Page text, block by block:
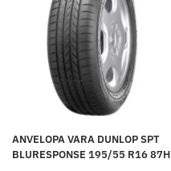
ANVELOPA VARA DUNLOP SPT
BLURESPONSE 195/55 R16 87H